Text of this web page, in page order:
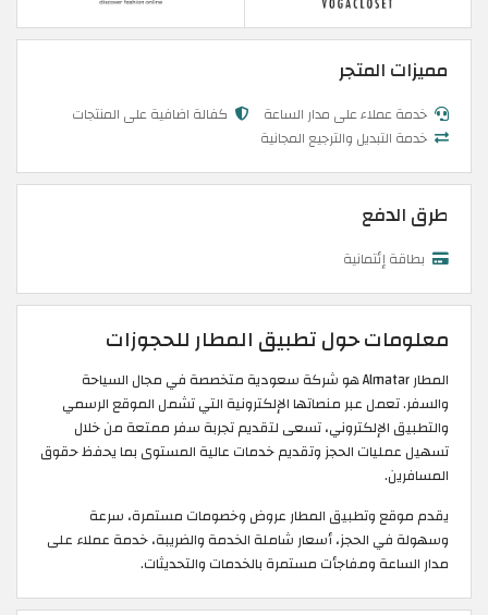
مميزات المتجر
خدمة عملاء على مدار الساعة
كفالة اضافية على المنتجات
خدمة التبديل والترجيع المجانية
طرق الدفع
بطاقة إئتمانية
معلومات حول تطبيق المطار للحجوزات
المطار Almatar هو شركة سعودية متخصصة في مجال السياحة
والسفر. تعمل عبر منصاتها الإلكترونية التي تشمل الموقع الرسمي
والتطبيق الإلكتروني، تسعى لتقديم تجربة سفر ممتعة من خلال
تسهيل عمليات الحجز وتقديم خدمات عالية المستوى بما يحفظ حقوق
المسافرين.
يقدم موقع وتطبيق المطار عروض وخصومات مستمرة، سرعة
وسهولة في الحجز، أسعار شاملة الخدمة والضريبة، خدمة عملاء على
مدار الساعة ومفاجأت مستمرة بالخدمات والتحديثات.